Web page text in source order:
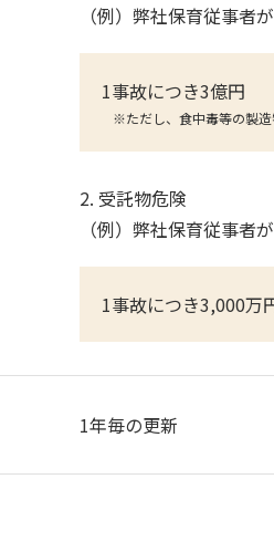
（例）弊社保育従事者
1事故につき3億円
※ただし、食中毒等の製
2. 受託物危険
（例）弊社保育従事者
1事故につき3,000万
1年毎の更新